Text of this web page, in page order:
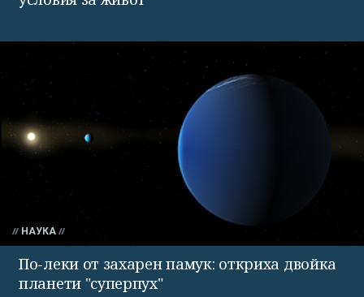
НАУКА
По-леки от захарен памук: откриха двойка
планети "суперпух"